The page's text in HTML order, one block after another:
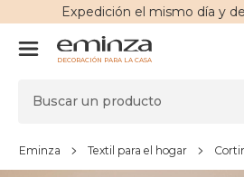
Expedición el mismo día y
DECORACIÓN PARA LA CASA
Eminza Textil para el hogar